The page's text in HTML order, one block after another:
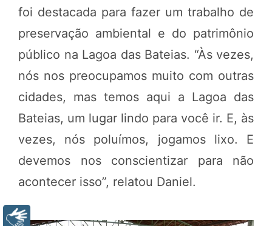
foi destacada para fazer um trabalho de
preservação ambiental e do patrimônio
público na Lagoa das Bateias. “Às vezes,
nós nos preocupamos muito com outras
cidades, mas temos aqui a Lagoa das
Bateias, um lugar lindo para você ir. E, às
vezes, nós poluímos, jogamos lixo. E
devemos nos conscientizar para não
acontecer isso”, relatou Daniel.
Libras